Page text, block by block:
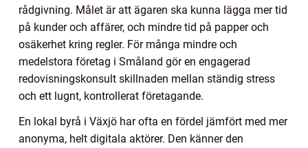
rådgivning. Målet är att ägaren ska kunna lägga mer tid
på kunder och affärer, och mindre tid på papper och
osäkerhet kring regler. För många mindre och
medelstora företag i Småland gör en engagerad
redovisningskonsult skillnaden mellan ständig stress
och ett lugnt, kontrollerat företagande.
En lokal byrå i Växjö har ofta en fördel jämfört med mer
anonyma, helt digitala aktörer. Den känner den